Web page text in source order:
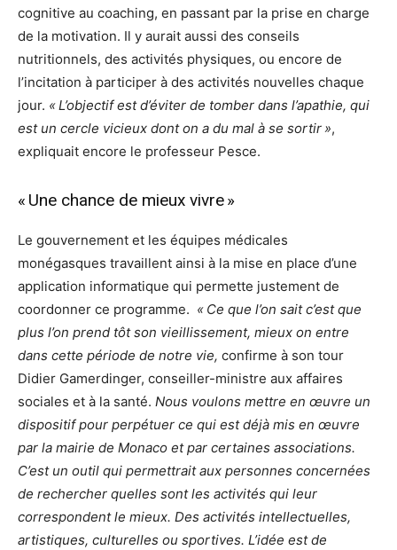
cognitive au coaching, en passant par la prise en charge
de la motivation. Il y aurait aussi des conseils
nutritionnels, des activités physiques, ou encore de
l’incitation à participer à des activités nouvelles chaque
jour. « L’objectif est d’éviter de tomber dans l’apathie, qui
est un cercle vicieux dont on a du mal à se sortir »,
expliquait encore le professeur Pesce.
« Une chance de mieux vivre »
Le gouvernement et les équipes médicales
monégasques travaillent ainsi à la mise en place d’une
application informatique qui permette justement de
coordonner ce programme. « Ce que l’on sait c’est que
plus l’on prend tôt son vieillissement, mieux on entre
dans cette période de notre vie, confirme à son tour
Didier Gamerdinger, conseiller-ministre aux affaires
sociales et à la santé. Nous voulons mettre en œuvre un
dispositif pour perpétuer ce qui est déjà mis en œuvre
par la mairie de Monaco et par certaines associations.
C’est un outil qui permettrait aux personnes concernées
de rechercher quelles sont les activités qui leur
correspondent le mieux. Des activités intellectuelles,
artistiques, culturelles ou sportives. L’idée est de